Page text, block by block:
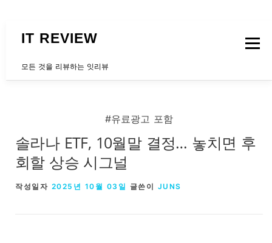
IT REVIEW
모든 것을 리뷰하는 잇리뷰
메뉴
#유료광고 포함
솔라나 ETF, 10월말 결정… 놓치면 후
회할 상승 시그널
작성일자 2025년 10월 03일 글쓴이 JUNS